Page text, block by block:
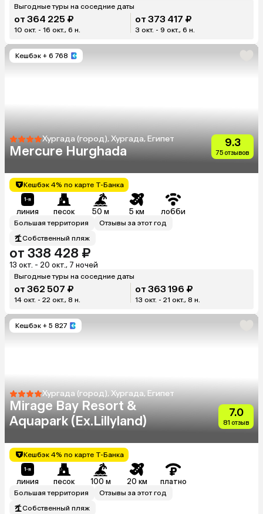
Выгодные туры на соседние даты
от 364 225 ₽
10 окт. - 16 окт., 6 н.
от 373 417 ₽
3 окт. - 9 окт., 6 н.
Кешбэк + 6 768
Хургада (город), Хургада, Египет
Mercure Hurghada
9.3
75 отзывов
Кешбэк 4% по карте Т-Банка
линия песок 50 м 5 км лобби
Большая территория
Отзывы за этот год
Собственный пляж
от 338 428 ₽
13 окт. - 20 окт., 7 ночей
Выгодные туры на соседние даты
от 362 507 ₽
14 окт. - 22 окт., 8 н.
от 363 196 ₽
13 окт. - 21 окт., 8 н.
Кешбэк + 5 827
Хургада (город), Хургада, Египет
Mirage Bay Resort &
Aquapark (Ex.Lillyland)
7.0
81 отзыв
Кешбэк 4% по карте Т-Банка
линия песок 100 м 20 км платно
Большая территория
Отзывы за этот год
Собственный пляж